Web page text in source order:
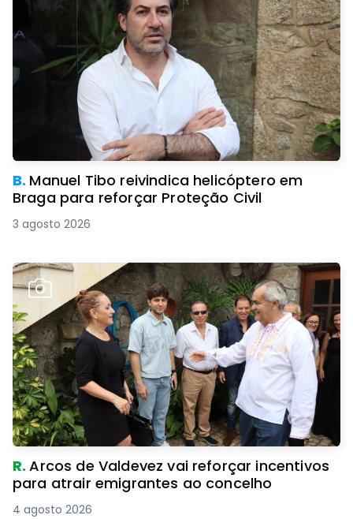
B. Manuel Tibo reivindica helicóptero em
Braga para reforçar Proteção Civil
3 agosto 2026
R.Arcos de Valdevez vai reforçar incentivos
para atrair emigrantes ao concelho
4 agosto 2026